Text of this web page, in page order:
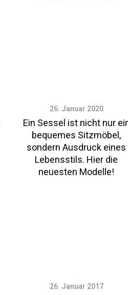
26. Januar 2020
Ein Sessel ist nicht nur
bequemes Sitzmöbel,
sondern Ausdruck eines
Lebensstils. Hier die
neuesten Modelle!
26. Januar 2017